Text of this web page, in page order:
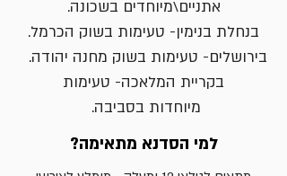
אתניים\מיוחדים בשכונה.
בנחלת בנימין- טעימות בשוק הכרמל.
בירושלים- טעימות בשוק מחנה יהודה.
בקריית המלאכה- טעימות
מיוחדות בסביבה.
למי הסדנא מתאימה?